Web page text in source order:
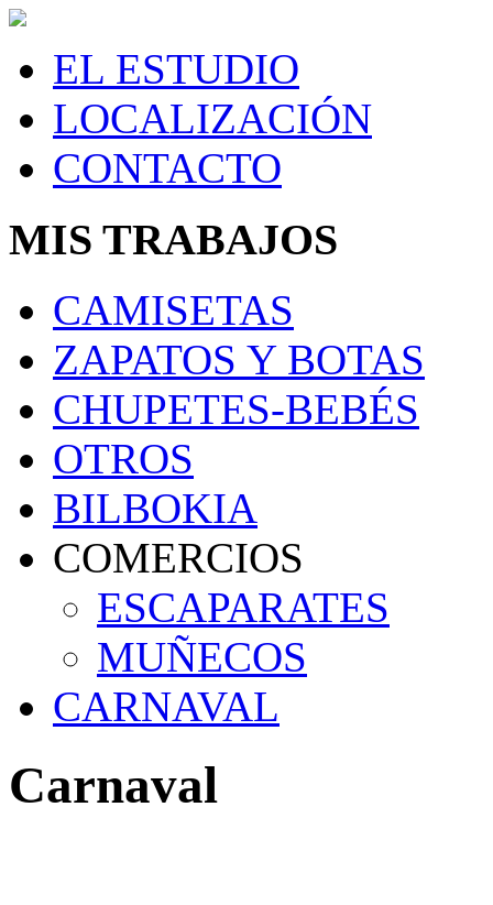
EL ESTUDIO
LOCALIZACIÓN
CONTACTO
MIS TRABAJOS
CAMISETAS
ZAPATOS Y BOTAS
CHUPETES-BEBÉS
OTROS
BILBOKIA
COMERCIOS
ESCAPARATES
MUÑECOS
CARNAVAL
Carnaval